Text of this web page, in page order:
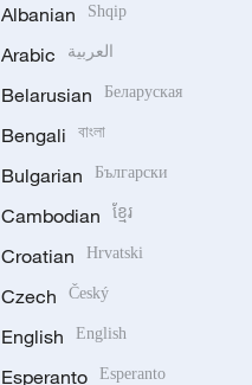
Albanian Shqip
Arabic العربية
Belarusian Беларуская
Bengali বাংলা
Bulgarian Български
Cambodian ខ្មែរ
Croatian Hrvatski
Czech Český
English English
Esperanto Esperanto